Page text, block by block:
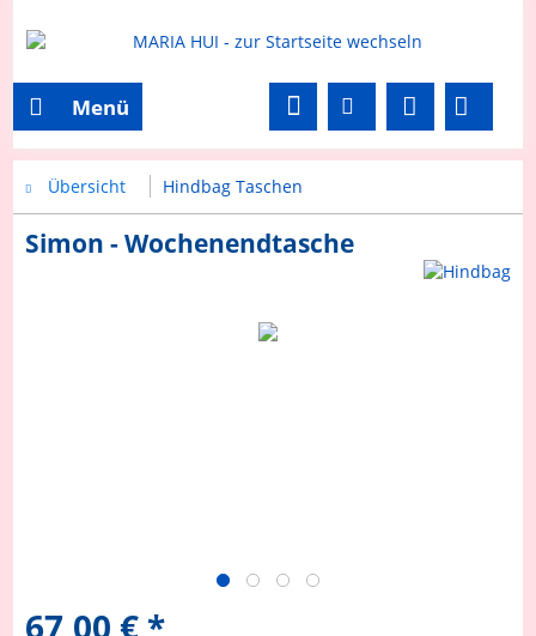
Menü
Übersicht Hindbag Taschen
Simon - Wochenendtasche
67,00 € *